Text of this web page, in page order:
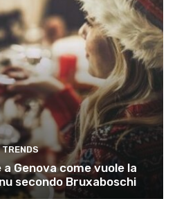
TRENDS
Genova come vuole la
secondo Bruxaboschi